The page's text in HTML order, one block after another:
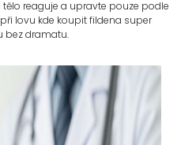
tělo reaguje a upravte pouze podle
lovu kde koupit fildena super
bez dramatu.